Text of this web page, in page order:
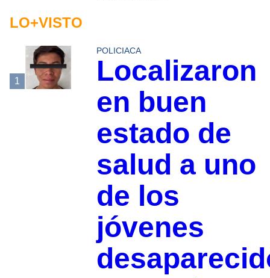
LO+VISTO
1
POLICIACA
Localizaron
en buen
estado de
salud a uno
de los
jóvenes